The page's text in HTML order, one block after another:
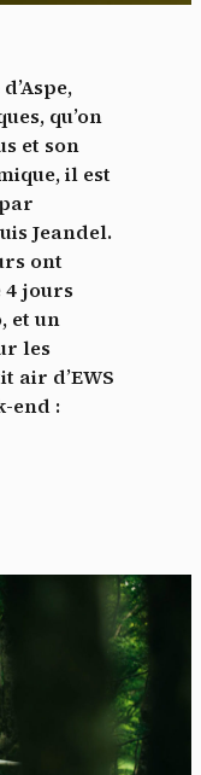
qu’on
et son
il est
Jeandel.
ont
4 jours
et un
les
air d’EWS
end :